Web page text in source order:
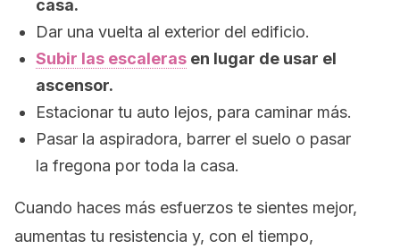
casa.
Dar una vuelta al exterior del edificio.
Subir las escaleras en lugar de usar el
ascensor.
Estacionar tu auto lejos, para caminar más.
Pasar la aspiradora, barrer el suelo o pasar
la fregona por toda la casa.
Cuando haces más esfuerzos te sientes mejor,
aumentas tu resistencia y, con el tiempo,